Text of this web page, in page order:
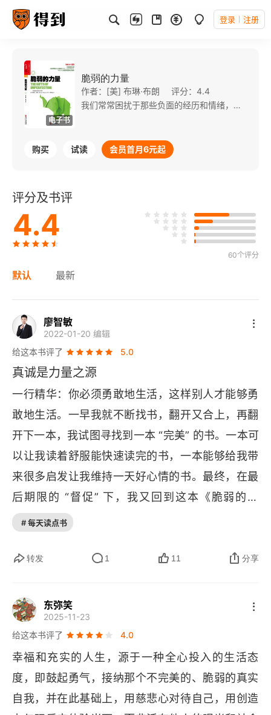
登录 注册
电子书
脆弱的力量
作者：[美] 布琳·布朗
评分：4.4
我们常常困扰于那些负面的经历和情绪，如脆弱、羞耻、恐惧和自卑，甚至认为正是这些不完美让我们深陷于疲惫，阻碍了我们的成长。但在布琳·布朗看来，正是我们自身的脆弱赋予我们力量，“在充满危机和不确定的路上,当自我拉扯、纠结、恐惧缠绕你时,人生不完美的‘礼物’不期而至,拥有它们会让你全心投入生活。”
购买 试读 会员首月6元起
评分及书评
4.4
60个评分
默认 最新
廖智敏
2022-01-20 编辑
给这本书评了
5.0
真诚是力量之源
一行精华：你必须勇敢地生活，这样别人才能够勇
敢地生活。一早我就不断找书，翻开又合上，再翻
开下一本，我试图寻找到一本 “完美” 的书。一本可
以让我读着舒服能快速读完的书，一本能够给我带
来很多启发让我维持一天好心情的书。最终，在最
后期限的 “督促” 下，我又回到这本《脆弱的力
量》。它告诉我，我们喜欢追求完美，但完美是经
时候，我们大概率会崩溃，然后怀疑自己之前的坚
望在任何时候都表现得勇敢，用一副坚不可摧的铠
甲来显示自己的强大，而这其实是相当脆弱的，因
为它不能够持久。人只有坦然面对自己的不完美，
而且接受外界的一切变化，同时坚定地前行才是真
正的勇敢。像水一样根据实际情况不断调整自己的
形态，不与万物相争而无私奉献自己的力量，帮助
# 每天读点书
转发 1 11 分享
东弥笑
2025-11-23
给这本书评了
4.0
幸福和充实的人生，源于一种全心投入的生活态
度，即鼓起勇气，接纳那个不完美的、脆弱的真实
自我，并在此基础上，用慈悲心对待自己，用创造